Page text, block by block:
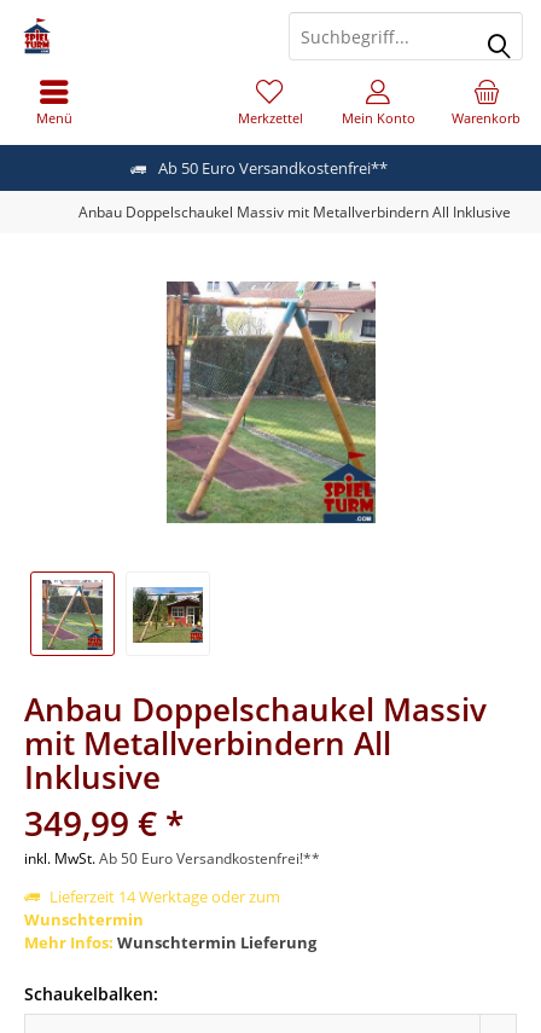
Ab 50 Euro Versandkostenfrei**
Menü Warenkorb
Merkzettel Mein Konto
Anbau Doppelschaukel Massiv mit Metallverbindern All Inklusive
Anbau Doppelschaukel Massiv
mit Metallverbindern All
Inklusive
349,99 € *
inkl. MwSt.Ab 50 Euro Versandkostenfrei!**
Lieferzeit 14 Werktage oder zum
Wunschtermin
Mehr Infos: Wunschtermin Lieferung
Schaukelbalken: